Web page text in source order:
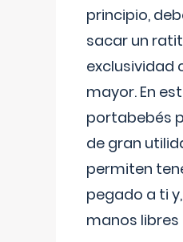
principio,
sacar un
exclusividad
mayor. En
portabebés
de gran
permiten
pegado a ti
manos libres